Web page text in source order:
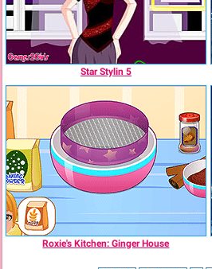
Star Stylin 5
Roxie's Kitchen: Ginger House